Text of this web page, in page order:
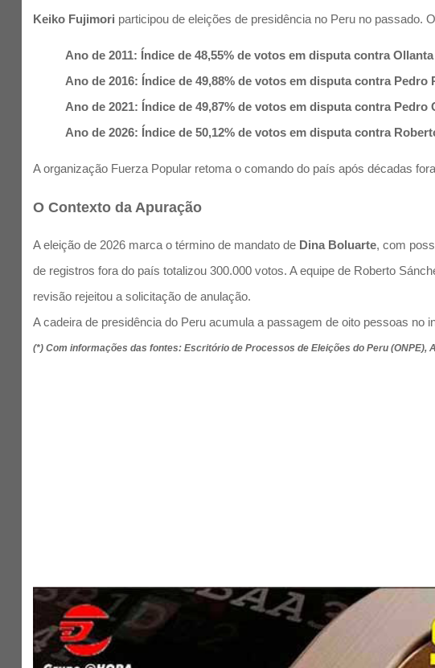
Keiko Fujimori participou de eleições de presidência no Peru no passado.
Ano de 2011: Índice de 48,55% de votos em disputa contra
Ano de 2016: Índice de 49,88% de votos em disputa contra Pedro
Ano de 2021: Índice de 49,87% de votos em disputa contra Pedro
Ano de 2026: Índice de 50,12% de votos em disputa contra
A organização Fuerza Popular retoma o comando do país após décadas
O Contexto da Apuração
A eleição de 2026 marca o término de mandato de Dina Boluarte, com
de registros fora do país totalizou 300.000 votos. A equipe de Roberto
revisão rejeitou a solicitação de anulação.
A cadeira de presidência do Peru acumula a passagem de oito pessoas no
(*) Com informações das fontes: Escritório de Processos de Eleições do Peru (ONPE),